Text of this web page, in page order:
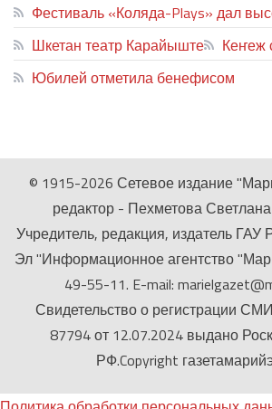
Фестиваль «Коляда-Plays» дал
Шкетан театр Карайыште
Кеҥеж
Юбилей отметила бенефисом
© 1915-2026 Сетевое издание
редактор - Пехметова
Учредитель, редакция, издатель ГАУ
Эл "Информационное агентство
49-55-11. E-mail:
Свидетельство о регистрации
87794 от 12.07.2024 выдано
РФ.Copyright